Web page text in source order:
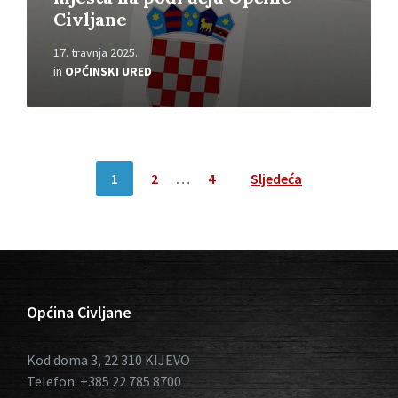
Civljane
17. travnja 2025.
in OPĆINSKI URED
Brojevi
objava
1 2 … 4 Sljedeća
Općina Civljane
Kod doma 3, 22 310 KIJEVO
Telefon: +385 22 785 8700